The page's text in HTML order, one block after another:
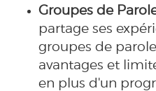
Groupes de
partage ses
groupes de
avantages et
en plus d'un